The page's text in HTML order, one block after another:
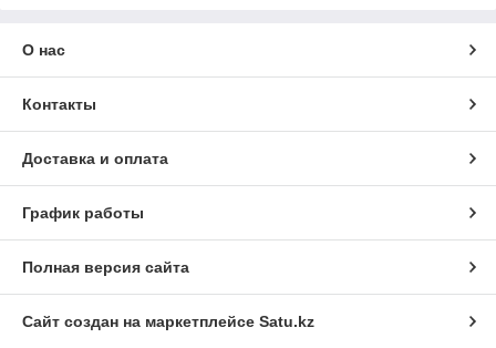
О нас
Контакты
Доставка и оплата
График работы
Полная версия сайта
Сайт создан на маркетплейсе Satu.kz